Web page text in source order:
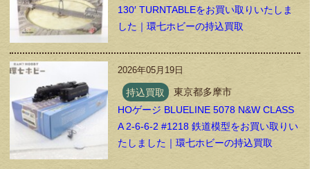
130′ TURNTABLEをお買い取りいたしま
した｜環七ホビーの持込買取
2026年05月19日
持込買取
東京都多摩市
HOゲージ BLUELINE 5078 N&W CLASS
A 2-6-6-2 #1218 鉄道模型をお買い取りい
たしました｜環七ホビーの持込買取